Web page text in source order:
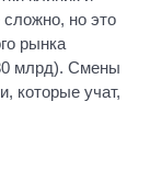
сложно, но это
рынка
млрд). Смены
которые учат,